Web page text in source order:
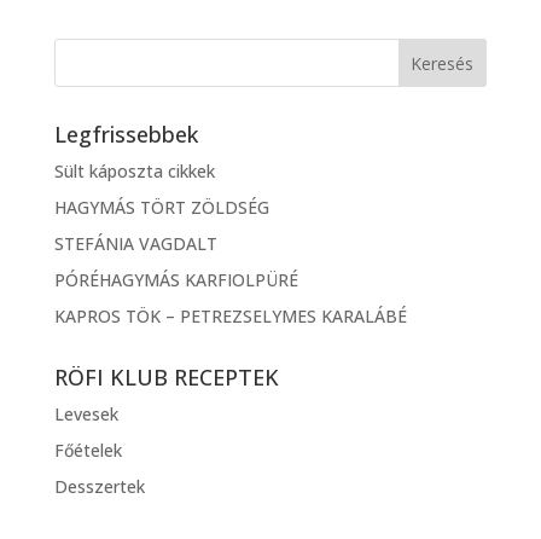
Legfrissebbek
Sült káposzta cikkek
HAGYMÁS TÖRT ZÖLDSÉG
STEFÁNIA VAGDALT
PÓRÉHAGYMÁS KARFIOLPÜRÉ
KAPROS TÖK – PETREZSELYMES KARALÁBÉ
RÖFI KLUB RECEPTEK
Levesek
Főételek
Desszertek